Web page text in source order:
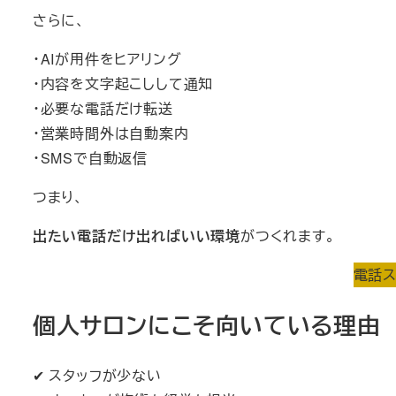
さらに、
・AIが用件をヒアリング
・内容を文字起こしして通知
・必要な電話だけ転送
・営業時間外は自動案内
・SMSで自動返信
つまり、
出たい電話だけ出ればいい環境がつくれます。
電話
個人サロンにこそ向いている理由
✔ スタッフが少ない